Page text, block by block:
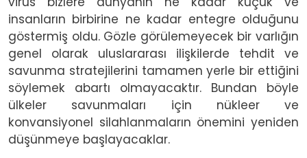
insanların birbirine ne kadar entegre olduğunu
göstermiş oldu. Gözle görülemeyecek bir varlığın
genel olarak uluslararası ilişkilerde tehdit ve
savunma stratejilerini tamamen yerle bir ettiğini
söylemek abartı olmayacaktır. Bundan böyle
ülkeler savunmaları için nükleer ve
konvansiyonel silahlanmaların önemini yeniden
düşünmeye başlayacaklar.